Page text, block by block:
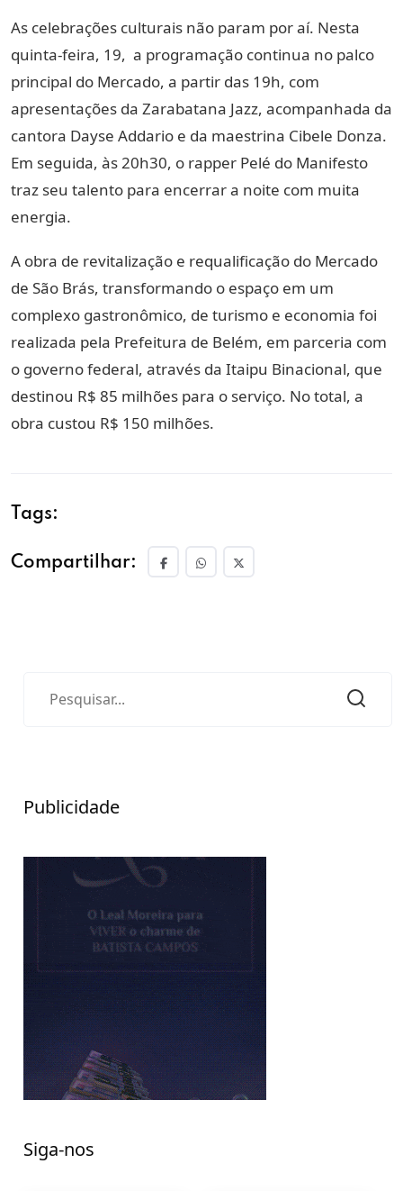
As celebrações culturais não param por aí. Nesta
quinta-feira, 19, a programação continua no palco
principal do Mercado, a partir das 19h, com
apresentações da Zarabatana Jazz, acompanhada da
cantora Dayse Addario e da maestrina Cibele Donza.
Em seguida, às 20h30, o rapper Pelé do Manifesto
traz seu talento para encerrar a noite com muita
energia.
A obra de revitalização e requalificação do Mercado
de São Brás, transformando o espaço em um
complexo gastronômico, de turismo e economia foi
realizada pela Prefeitura de Belém, em parceria com
o governo federal, através da Itaipu Binacional, que
destinou R$ 85 milhões para o serviço. No total, a
obra custou R$ 150 milhões.
Tags:
Compartilhar:
Publicidade
Siga-nos